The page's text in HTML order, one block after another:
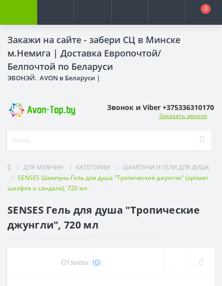
Закажи на сайте - забери СЦ в Минске
м.Немига | Доставка Европочтой/
Белпочтой по Беларуси
ЭВОНЭЙ. AVON в Беларуси |
0
Звонок и Viber +375336310170
Заказать звонок
ДЛЯ МУЖЧИН КАТЕГОРИИ
ШАМПУНИ И ГЕЛИ ДЛЯ ДУША
SENSES Шампунь-Гель для душа "Тропические джунгли" (аромат
шалфея и сандала), 720 мл
SENSES Гель для душа "Тропические
джунгли", 720 мл
Отзывы: (0)